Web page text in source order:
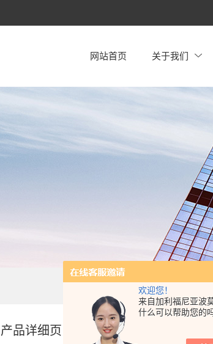
欢迎您！
来自加利福尼亚波
什么可以帮助您的
网站首页 关于我们
产品详细页